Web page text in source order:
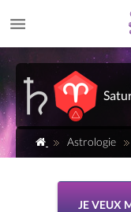
Astrologie
JE VEUX